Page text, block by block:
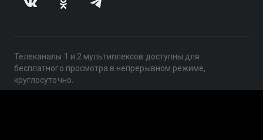
Телеканалы 1 и 2 мультиплексов доступны для
бесплатного просмотра в непрерывном режиме,
круглосуточно.